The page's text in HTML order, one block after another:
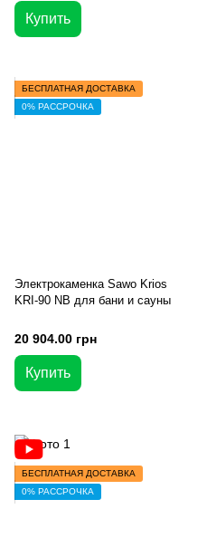
Купить
БЕСПЛАТНАЯ ДОСТАВКА
0% РАССРОЧКА
Электрокаменка Sawo Krios
KRI-90 NB для бани и сауны
20 904.00 грн
Купить
БЕСПЛАТНАЯ ДОСТАВКА
0% РАССРОЧКА